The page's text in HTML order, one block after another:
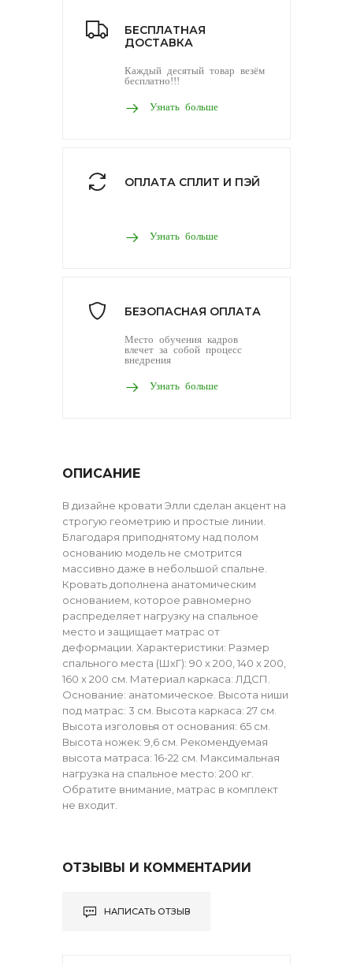
БЕСПЛАТНАЯ
ДОСТАВКА
Каждый десятый товар везём
бесплатно!!!
Узнать больше
ОПЛАТА СПЛИТ И ПЭЙ
Узнать больше
БЕЗОПАСНАЯ ОПЛАТА
Место обучения кадров
влечет за собой процесс
внедрения
Узнать больше
ОПИСАНИЕ
В дизайне кровати Элли сделан акцент на
строгую геометрию и простые линии.
Благодаря приподнятому над полом
основанию модель не смотрится
массивно даже в небольшой спальне.
Кровать дополнена анатомическим
основанием, которое равномерно
распределяет нагрузку на спальное
место и защищает матрас от
деформации. Характеристики: Размер
спального места (ШхГ): 90 х 200, 140 х 200,
160 х 200 см. Материал каркаса: ЛДСП.
Основание: анатомическое. Высота ниши
под матрас: 3 см. Высота каркаса: 27 см.
Высота изголовья от основания: 65 см.
Высота ножек: 9,6 см. Рекомендуемая
высота матраса: 16-22 см. Максимальная
нагрузка на спальное место: 200 кг.
Обратите внимание, матрас в комплект
не входит.
ОТЗЫВЫ И КОММЕНТАРИИ
НАПИСАТЬ ОТЗЫВ